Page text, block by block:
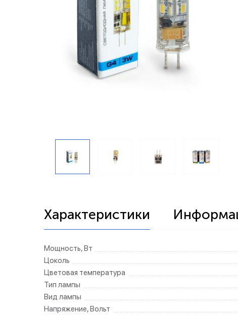
Беспроводные выключатели
Контроллеры и реле 220в
Характеристики
Мощность, Вт
Цоколь
Цветовая температура
Тип лампы
Вид лампы
Напряжение, Вольт